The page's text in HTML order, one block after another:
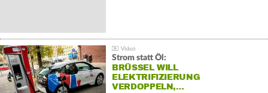
Strom statt Öl:
BRÜSSEL WILL
ELEKTRIFIZIERUNG
VERDOPPELN,…